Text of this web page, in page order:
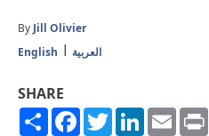
By Jill Olivier
English
العربية
SHARE
ShareFacebook
TwitterLinkedIn
Email